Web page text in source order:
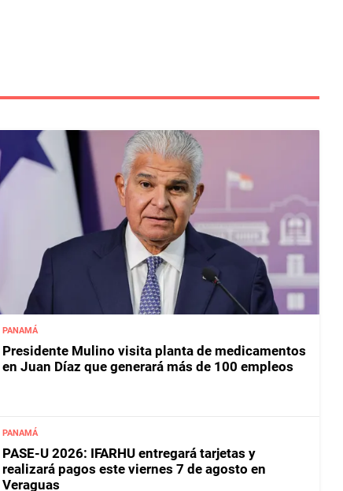
PANAMÁ
Presidente Mulino visita planta de medicamentos
en Juan Díaz que generará más de 100 empleos
PANAMÁ
PASE-U 2026: IFARHU entregará tarjetas y
realizará pagos este viernes 7 de agosto en
Veraguas